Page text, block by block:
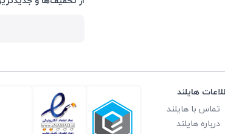
هایلند
تماس با هایلند
درباره هایلند